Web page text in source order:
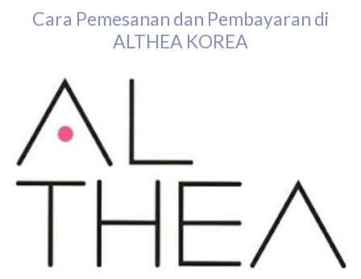
Cara Pemesanan dan Pembayaran di
ALTHEA KOREA